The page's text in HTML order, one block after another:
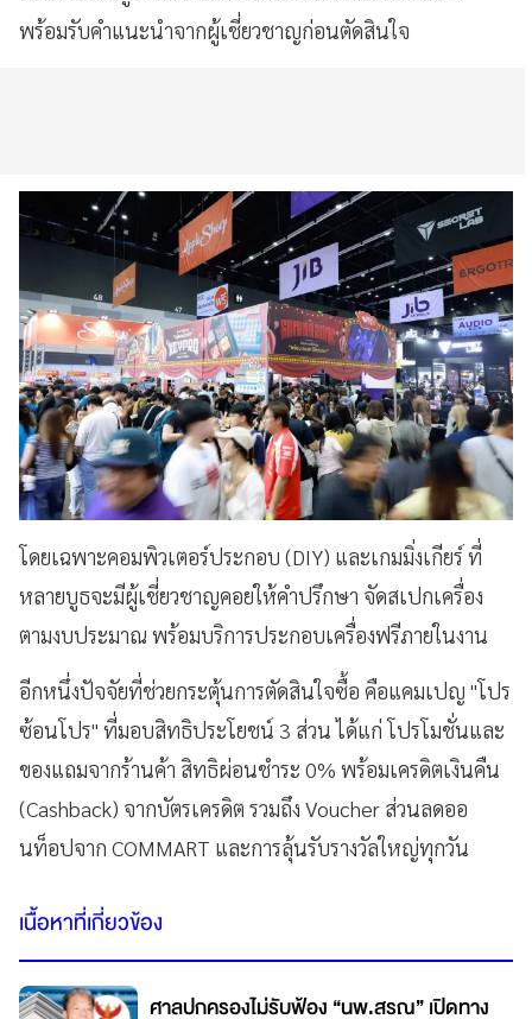
พร้อมรับคำแนะนำจากผู้เชี่ยวชาญก่อนตัดสินใจ
โดยเฉพาะคอมพิวเตอร์ประกอบ (DIY) และเกมมิ่งเกียร์ ที่
หลายบูธจะมีผู้เชี่ยวชาญคอยให้คำปรึกษา จัดสเปกเครื่อง
ตามงบประมาณ พร้อมบริการประกอบเครื่องฟรีภายในงาน
อีกหนึ่งปัจจัยที่ช่วยกระตุ้นการตัดสินใจซื้อ คือแคมเปญ "โปร
ซ้อนโปร" ที่มอบสิทธิประโยชน์ 3 ส่วน ได้แก่ โปรโมชั่นและ
ของแถมจากร้านค้า สิทธิผ่อนชำระ 0% พร้อมเครดิตเงินคืน
(Cashback) จากบัตรเครดิต รวมถึง Voucher ส่วนลดออ
นท็อปจาก COMMART และการลุ้นรับรางวัลใหญ่ทุกวัน
เนื้อหาที่เกี่ยวข้อง
ศาลปกครองไม่รับฟ้อง “นพ.สรณ” เปิดทาง